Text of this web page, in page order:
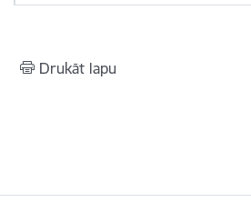
Drukāt lapu